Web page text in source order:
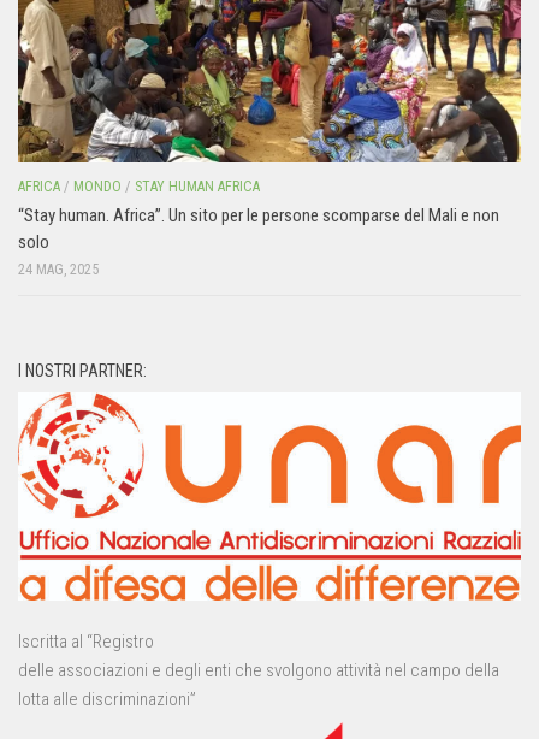
AFRICA / MONDO / STAY HUMAN AFRICA
“Stay human. Africa”. Un sito per le persone scomparse del Mali e non
solo
24 MAG, 2025
I NOSTRI PARTNER:
Iscritta al “Registro
delle associazioni e degli enti che svolgono attività nel campo della
lotta alle discriminazioni”